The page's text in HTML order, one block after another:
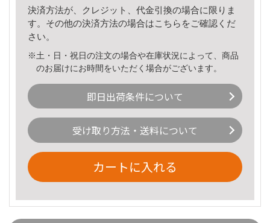
決済方法が、クレジット、代金引換の場合に限りま
す。その他の決済方法の場合はこちら をご確認くだ
さい。
※土・日・祝日の注文の場合や在庫状況によって、商品
のお届けにお時間をいただく場合がございます。
即日出荷条件について
受け取り方法・送料について
カートに入れる